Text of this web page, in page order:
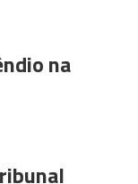
na